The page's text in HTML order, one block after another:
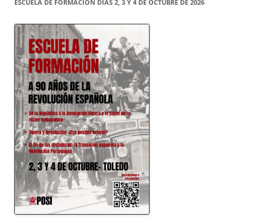
ESCUELA DE FORMACION DIAS 2, 3 Y 4 DE OCTUBRE DE 2026